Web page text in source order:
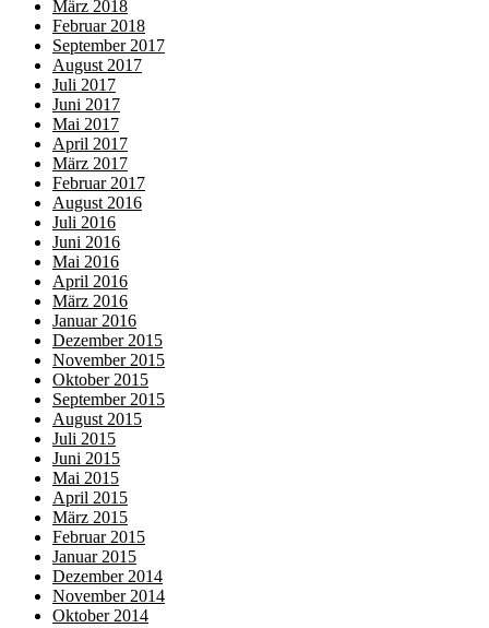
März 2018
Februar 2018
September 2017
August 2017
Juli 2017
Juni 2017
Mai 2017
April 2017
März 2017
Februar 2017
August 2016
Juli 2016
Juni 2016
Mai 2016
April 2016
März 2016
Januar 2016
Dezember 2015
November 2015
Oktober 2015
September 2015
August 2015
Juli 2015
Juni 2015
Mai 2015
April 2015
März 2015
Februar 2015
Januar 2015
Dezember 2014
November 2014
Oktober 2014